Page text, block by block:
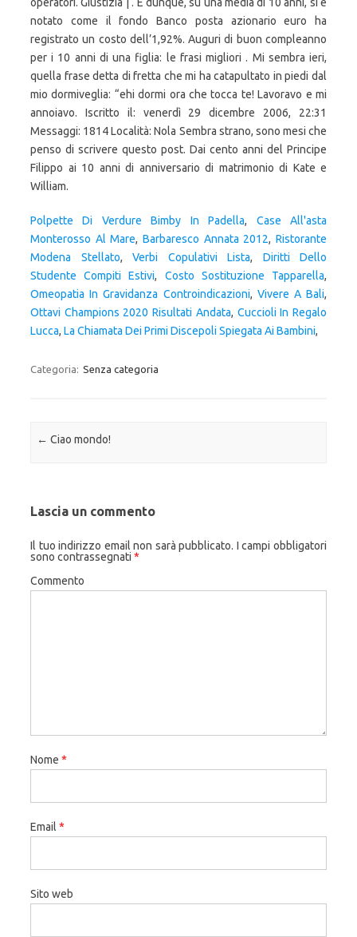
Polpette Di Verdure Bimby In Padella, Case All'asta
Monterosso Al Mare,Barbaresco Annata 2012,Ristorante
Modena Stellato, Verbi Copulativi Lista, Diritti Dello
Studente Compiti Estivi, Costo Sostituzione Tapparella,
Omeopatia In Gravidanza Controindicazioni, Vivere A Bali,
Ottavi Champions 2020 Risultati Andata, Cuccioli In Regalo
Lucca, La Chiamata Dei Primi Discepoli Spiegata Ai Bambini,
Categoria: Senza categoria
Navigazione articolo
← Ciao mondo!
Lascia un commento
Il tuo indirizzo email non sarà pubblicato. I campi obbligatori
sono contrassegnati *
Commento
Nome *
Email *
Sito web